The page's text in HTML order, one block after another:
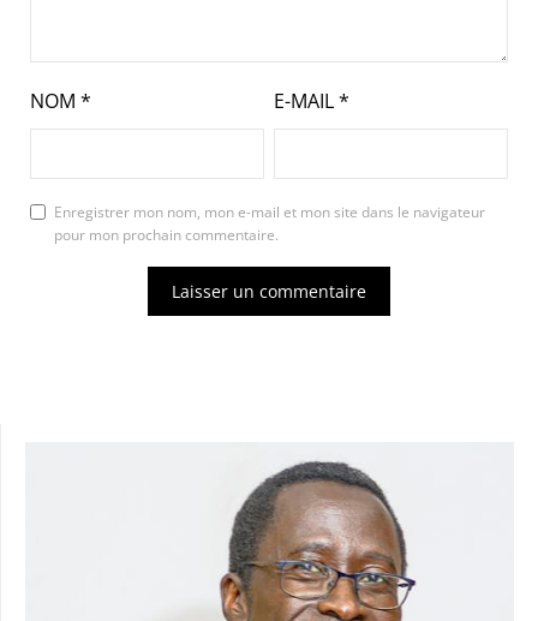
NOM * E-MAIL*
Enregistrer mon nom, mon e-mail et mon site dans le navigateur
pour mon prochain commentaire.